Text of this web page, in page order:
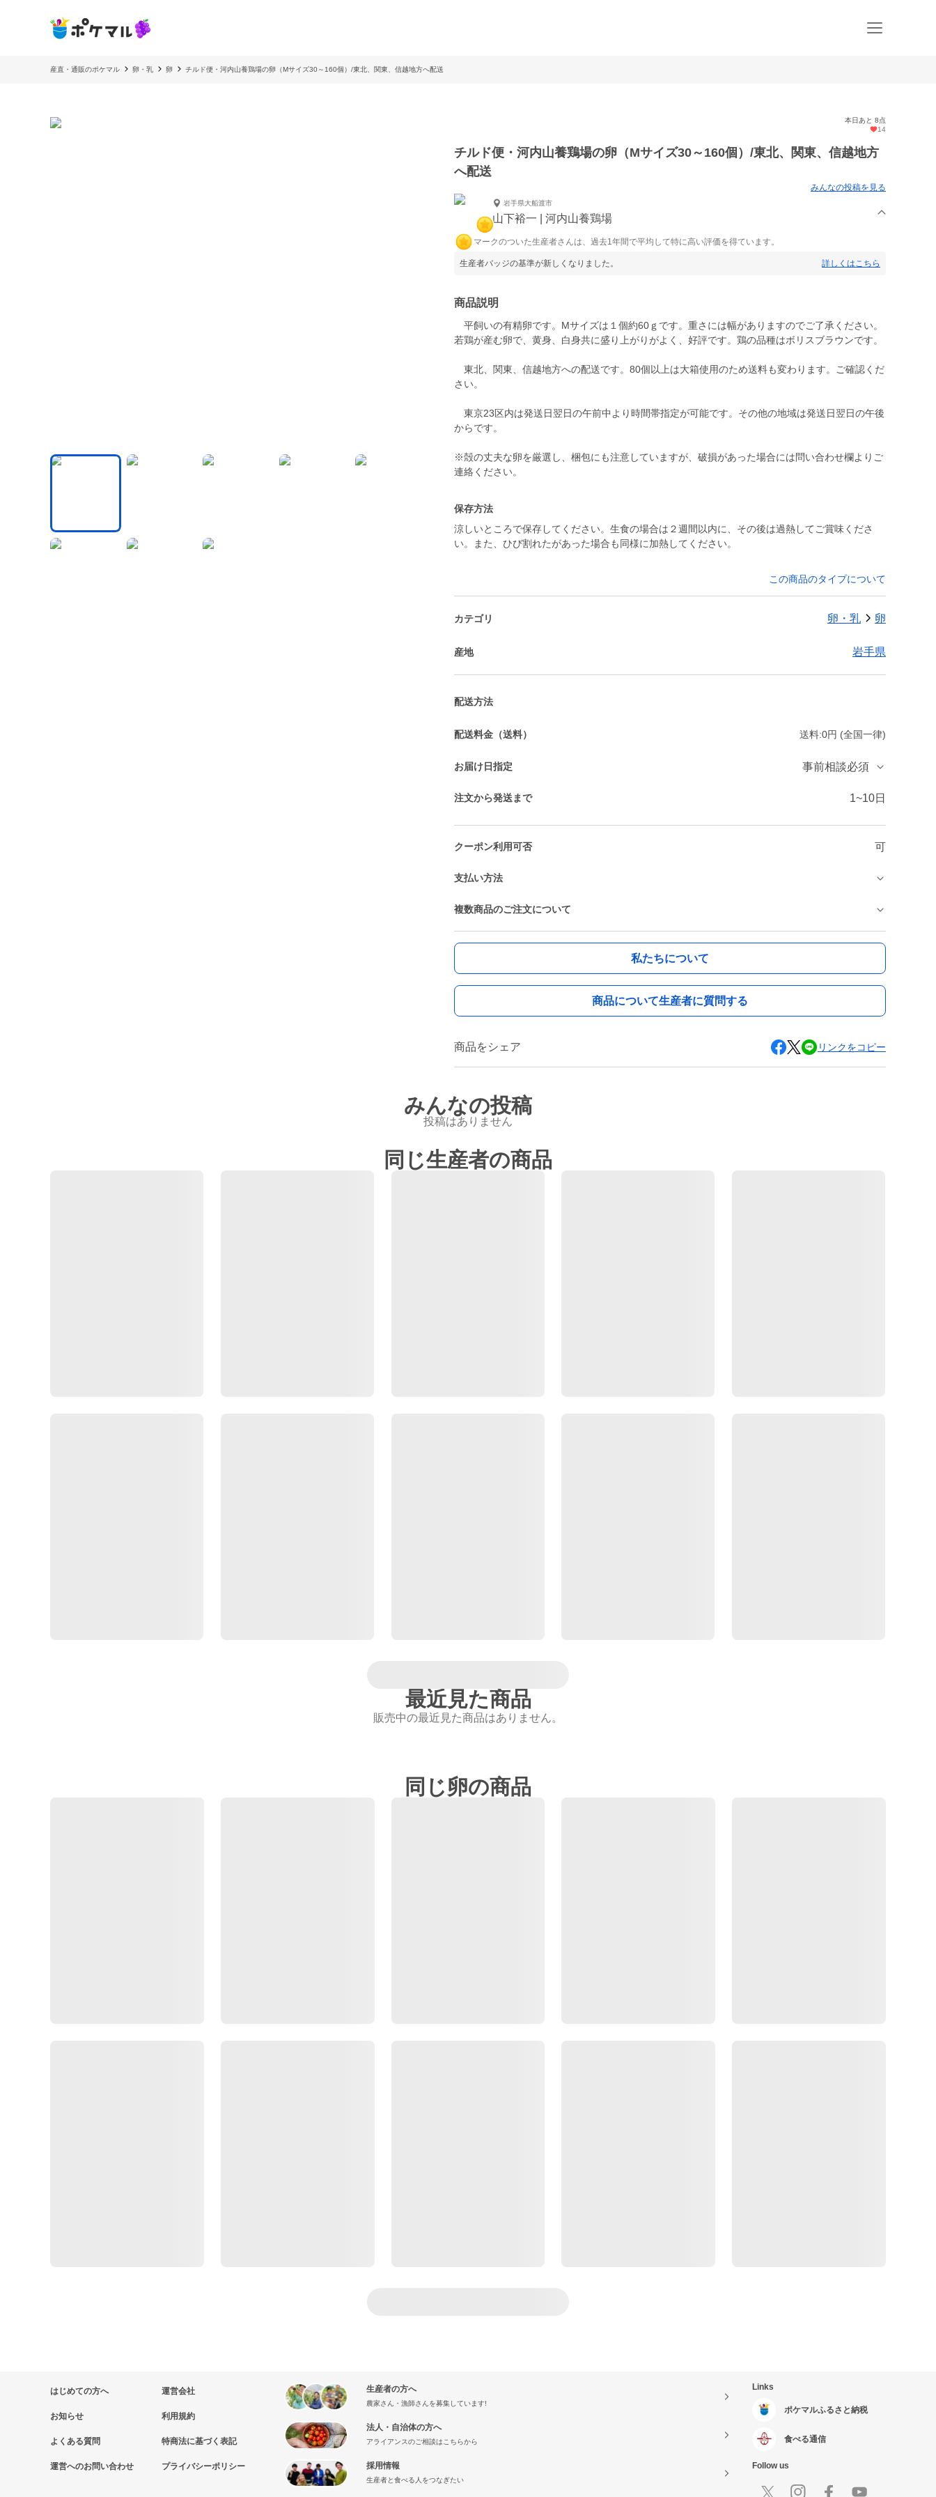
産直・通販のポケマル 卵・乳 卵 チルド便・河内山養鶏場の卵（Mサイズ30～160個）/東北、関東、信越地方へ配送
本日あと 8点
14
チルド便・河内山養鶏場の卵（Mサイズ30～160個）/東北、関東、信越地方
へ配送
みんなの投稿を見る
岩手県大船渡市
山下裕一 | 河内山養鶏場
マークのついた生産者さんは、過去1年間で平均して特に高い評価を得ています。
生産者バッジの基準が新しくなりました。 詳しくはこちら
商品説明
平飼いの有精卵です。Mサイズは１個約60ｇです。重さには幅がありますのでご了承ください。
若鶏が産む卵で、黄身、白身共に盛り上がりがよく、好評です。鶏の品種はボリスブラウンです。
東北、関東、信越地方への配送です。80個以上は大箱使用のため送料も変わります。ご確認くだ
さい。
東京23区内は発送日翌日の午前中より時間帯指定が可能です。その他の地域は発送日翌日の午後
からです。
※殻の丈夫な卵を厳選し、梱包にも注意していますが、破損があった場合には問い合わせ欄よりご
連絡ください。
保存方法
涼しいところで保存してください。生食の場合は２週間以内に、その後は過熱してご賞味くださ
い。また、ひび割れたがあった場合も同様に加熱してください。
この商品のタイプについて
カテゴリ 卵・乳 卵
産地 岩手県
配送方法
配送料金（送料） 送料:0円 (全国一律)
お届け日指定 事前相談必須
注文から発送まで 1~10日
クーポン利用可否 可
支払い方法
複数商品のご注文について
私たちについて
商品について生産者に質問する
商品をシェア リンクをコピー
みんなの投稿
投稿はありません
同じ生産者の商品
最近見た商品
販売中の最近見た商品はありません。
同じ卵の商品
はじめての方へ
お知らせ
よくある質問
運営へのお問い合わせ
運営会社
利用規約
特商法に基づく表記
プライバシーポリシー
生産者の方へ
農家さん・漁師さんを募集しています!
法人・自治体の方へ
アライアンスのご相談はこちらから
採用情報
生産者と食べる人をつなぎたい
Links
ポケマルふるさと納税
食べる通信
Follow us